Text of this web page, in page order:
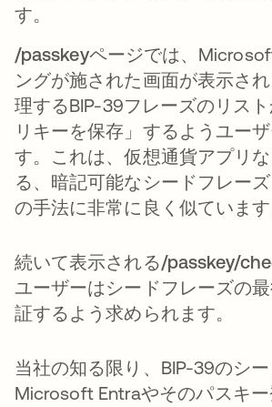
す。
/passkeyページでは、
ングが施された画面が表示さ
理するBIP-39フレーズのリス
リキーを保存」するようユー
す。これは、仮想通貨アプリ
る、暗記可能なシードフレー
の手法に非常に良く似ています
続いて表示される/passkey/
ユーザーはシードフレーズの
証するよう求められます。
当社の知る限り、BIP-39のシ
Microsoft Entraやそのパスキ